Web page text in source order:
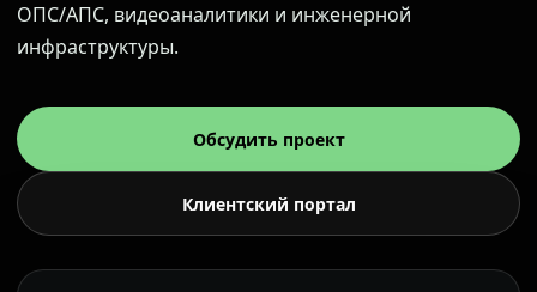
ОПС/АПС, видеоаналитики и инженерной
инфраструктуры.
Обсудить проект
Клиентский портал